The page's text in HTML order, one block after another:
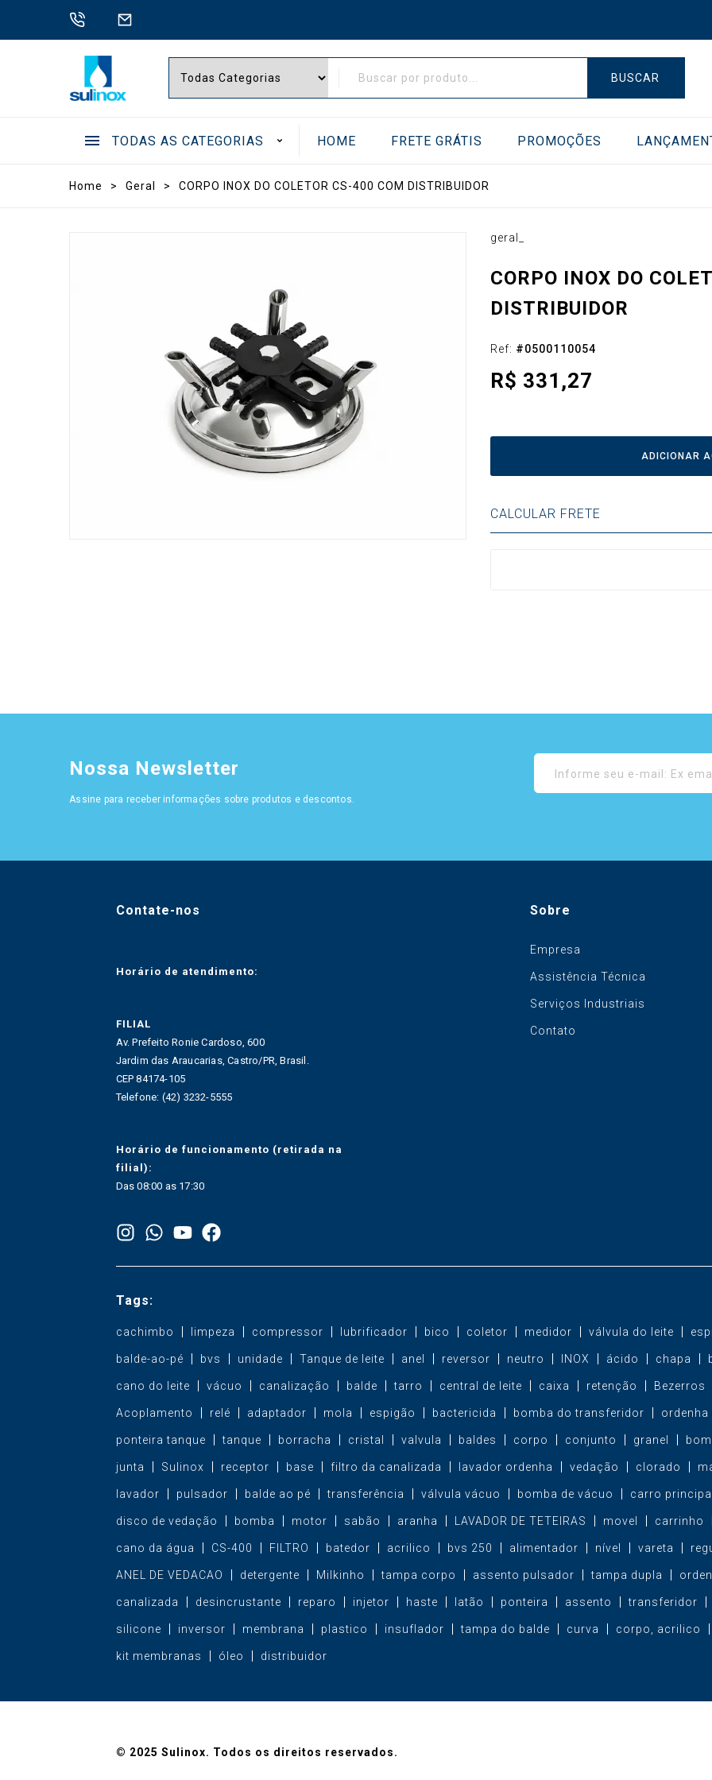
BUSCAR
. TODAS AS CATEGORIAS HOME FRETE GRÁTIS PROMOÇÕES
BOMBAS DE VÁCUO TRANSFERIDORES
Home > Geral > CORPO INOX DO COLETOR CS-400 COM DISTRIBUIDOR
geral_
CORPO INOX DO
DISTRIBUIDOR
Ref: #0500110054
R$ 331,27
ADICIONAR
CALCULAR FRETE
Nossa Newsletter
Assine para receber informações sobre produtos e descontos.
Contate-nos
Horário de atendimento:
FILIAL
Av. Prefeito Ronie Cardoso, 600
Jardim das Araucarias, Castro/PR, Brasil.
CEP 84174-105
Telefone: (42) 3232-5555
Horário de funcionamento (retirada na
filial):
Das 08:00 as 17:30
Sobre
Empresa
Assistência Técnica
Serviços Industriais
Contato
Tags:
cachimbo limpeza compressor lubrificador bico coletor medidor válvula do leite
balde-ao-pé bvs unidade Tanque de leite anel reversor neutro INOX ácido chapa
cano do leite vácuo canalização balde tarro central de leite caixa retenção Bezerros
Acoplamento relé adaptador mola espigão bactericida bomba do transferidor ordenha
ponteira tanque tanque borracha cristal valvula baldes corpo conjunto granel
junta Sulinox receptor base filtro da canalizada lavador ordenha vedação clorado
lavador pulsador balde ao pé transferência válvula vácuo bomba de vácuo carro principal
disco de vedação bomba motor sabão aranha LAVADOR DE TETEIRAS movel carrinho
cano da água CS-400 FILTRO batedor acrilico bvs 250 alimentador nível vareta
ANEL DE VEDACAO detergente Milkinho tampa corpo assento pulsador tampa dupla
canalizada desincrustante reparo injetor haste latão ponteira assento transferidor
silicone inversor membrana plastico insuflador tampa do balde curva corpo, acrilico
kit membranas óleo distribuidor
© 2025 Sulinox. Todos os direitos reservados.